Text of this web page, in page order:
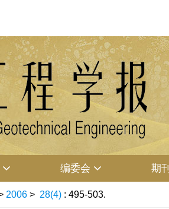
编委会 期
2006 > 28(4) : 495-503.